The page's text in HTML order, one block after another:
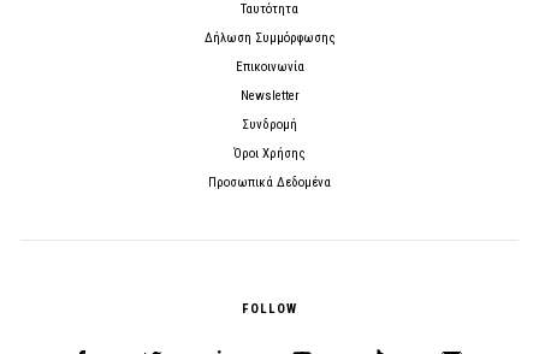
Ταυτότητα
Δήλωση Συμμόρφωσης
Επικοινωνία
Newsletter
Συνδρομή
Όροι Χρήσης
Προσωπικά Δεδομένα
FOLLOW